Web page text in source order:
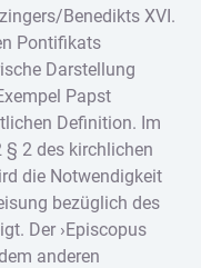
Benedikts XVI.
Pontifikats
Darstellung
Papst
Definition. Im
§ 2 des kirchlichen
die Notwendigkeit
bezüglich des
Der ›Episcopus
anderen